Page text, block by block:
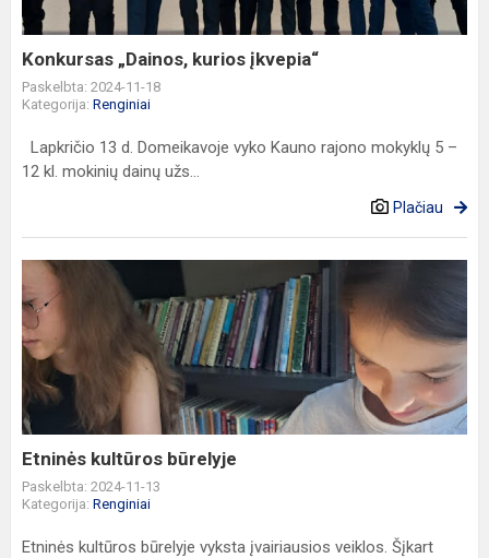
Konkursas „Dainos, kurios įkvepia“
Paskelbta: 2024-11-18
Kategorija: Renginiai
Lapkričio 13 d. Domeikavoje vyko Kauno rajono mokyklų 5 –
12 kl. mokinių dainų užs...
Plačiau
Etninės
kultūros
būrelyje
Etninės kultūros būrelyje
Paskelbta: 2024-11-13
Kategorija: Renginiai
Etninės kultūros būrelyje vyksta įvairiausios veiklos. Šįkart